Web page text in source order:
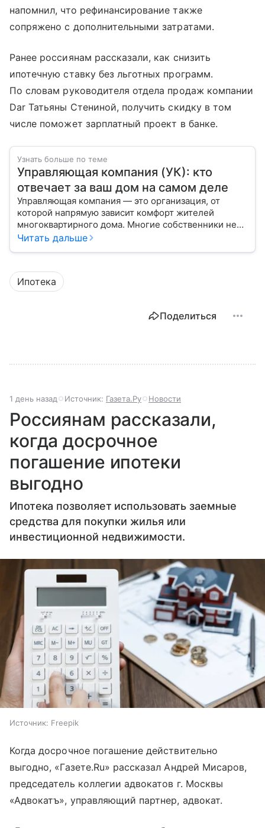
напомнил, что рефинансирование также
сопряжено с дополнительными затратами.
Ранее россиянам рассказали, как снизить
ипотечную ставку без льготных программ.
По словам руководителя отдела продаж компании
Dar Татьяны Стениной, получить скидку в том
числе поможет зарплатный проект в банке.
Узнать больше по теме
Управляющая компания (УК): кто
отвечает за ваш дом на самом деле
Управляющая компания — это организация, от
которой напрямую зависит комфорт жителей
многоквартирного дома. Многие собственники не
до конца понимают, какие именно услуги УК
Читать дальше
Ипотека
Поделиться
1 день назад Источник: Газета.Ру Новости
Россиянам рассказали,
когда досрочное
погашение ипотеки
выгодно
Ипотека позволяет использовать заемные
средства для покупки жилья или
инвестиционной недвижимости.
Источник: Freepik
Когда досрочное погашение действительно
выгодно, «Газете.Ru» рассказал Андрей Мисаров,
председатель коллегии адвокатов г. Москвы
«Адвокатъ», управляющий партнер, адвокат.